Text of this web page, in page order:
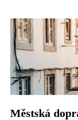
Městská